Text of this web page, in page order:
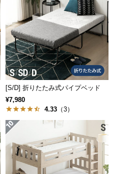
[S/D] 折りたたみ式パイプベッド
¥7,980
4.33 （3）